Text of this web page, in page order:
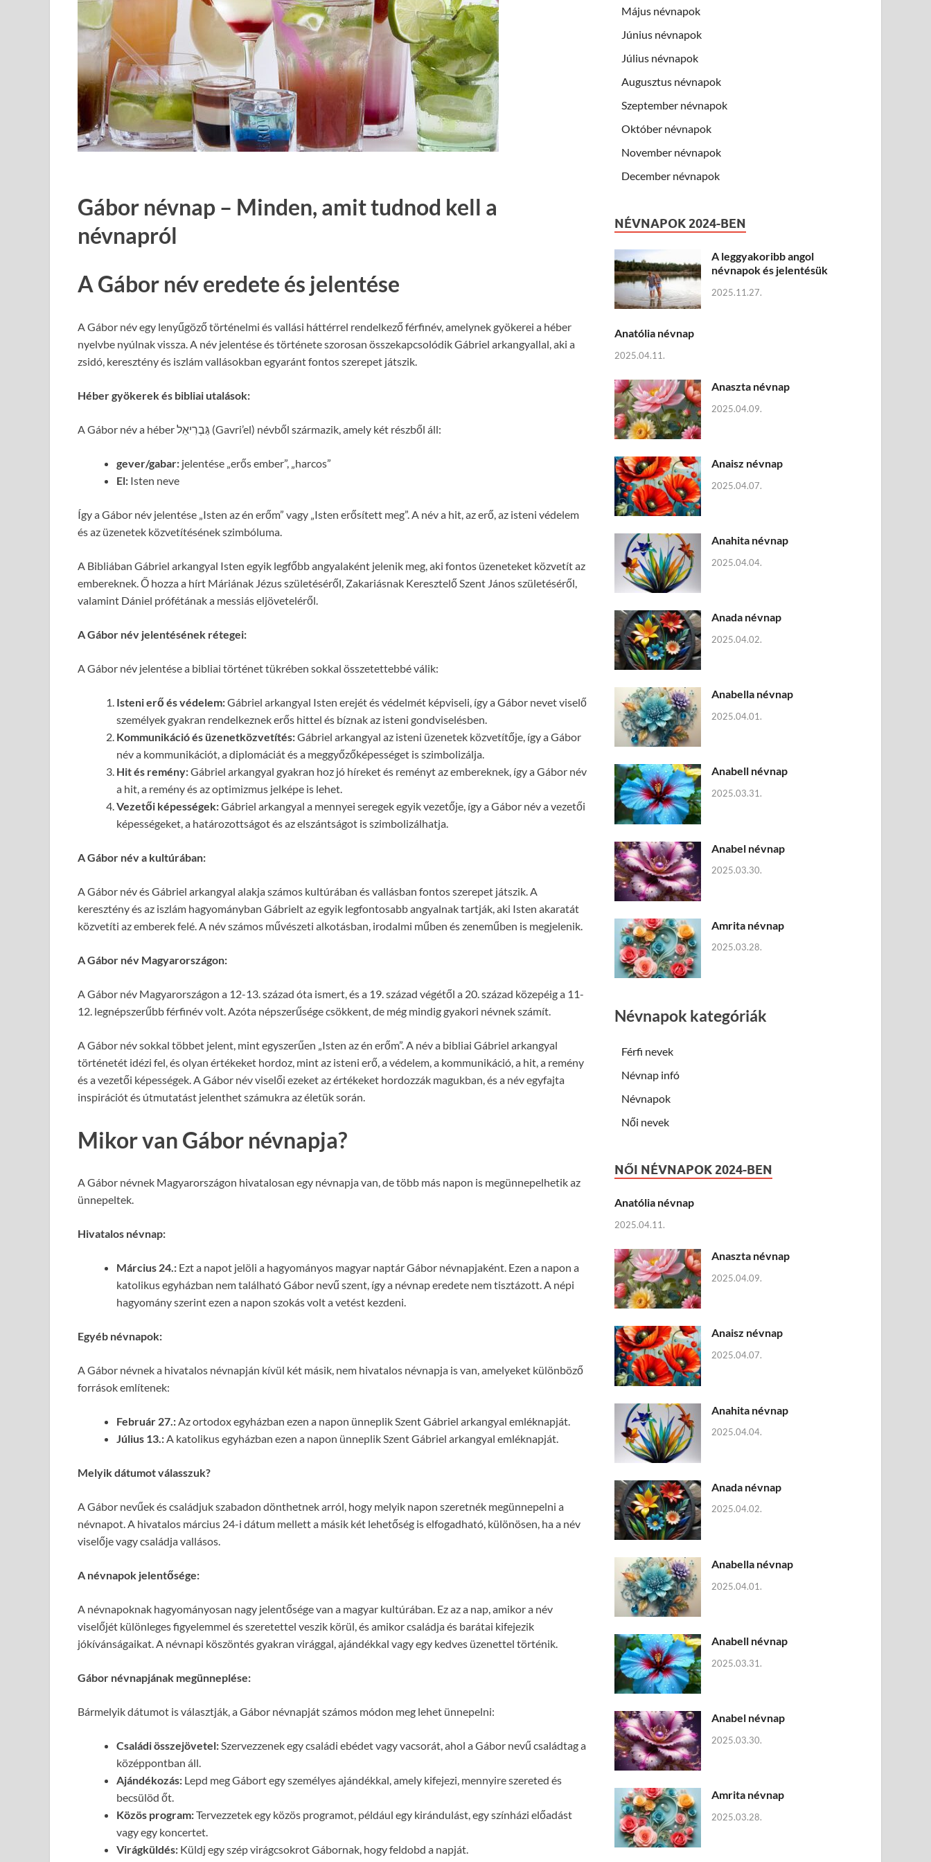
Gábor névnap – Minden, amit tudnod kell a
névnapról
A Gábor név eredete és jelentése
A Gábor név egy lenyűgöző történelmi és vallási háttérrel rendelkező férfinév, amelynek gyökerei a héber
nyelvbe nyúlnak vissza. A név jelentése és története szorosan összekapcsolódik Gábriel arkangyallal, aki a
zsidó, keresztény és iszlám vallásokban egyaránt fontos szerepet játszik.
Héber gyökerek és bibliai utalások:
A Gábor név a héber גַּבְרִיאֵל (Gavri’el) névből származik, amely két részből áll:
gever/gabar: jelentése „erős ember”, „harcos”
El: Isten neve
Így a Gábor név jelentése „Isten az én erőm” vagy „Isten erősített meg”. A név a hit, az erő, az isteni védelem
és az üzenetek közvetítésének szimbóluma.
A Bibliában Gábriel arkangyal Isten egyik legfőbb angyalaként jelenik meg, aki fontos üzeneteket közvetít az
embereknek. Ő hozza a hírt Máriának Jézus születéséről, Zakariásnak Keresztelő Szent János születéséről,
valamint Dániel prófétának a messiás eljöveteléről.
A Gábor név jelentésének rétegei:
A Gábor név jelentése a bibliai történet tükrében sokkal összetettebbé válik:
Isteni erő és védelem:Gábriel arkangyal Isten erejét és védelmét képviseli, így a Gábor nevet viselő
személyek gyakran rendelkeznek erős hittel és bíznak az isteni gondviselésben.
Kommunikáció és üzenetközvetítés:Gábriel arkangyal az isteni üzenetek közvetítője, így a Gábor
név a kommunikációt, a diplomáciát és a meggyőzőképességet is szimbolizálja.
Hit és remény:Gábriel arkangyal gyakran hoz jó híreket és reményt az embereknek, így a Gábor név
a hit, a remény és az optimizmus jelképe is lehet.
Vezetői képességek:Gábriel arkangyal a mennyei seregek egyik vezetője, így a Gábor név a vezetői
képességeket, a határozottságot és az elszántságot is szimbolizálhatja.
A Gábor név a kultúrában:
A Gábor név és Gábriel arkangyal alakja számos kultúrában és vallásban fontos szerepet játszik. A
keresztény és az iszlám hagyományban Gábrielt az egyik legfontosabb angyalnak tartják, aki Isten akaratát
közvetíti az emberek felé. A név számos művészeti alkotásban, irodalmi műben és zeneműben is megjelenik.
A Gábor név Magyarországon:
A Gábor név Magyarországon a 12-13. század óta ismert, és a 19. század végétől a 20. század közepéig a 11-
12. legnépszerűbb férfinév volt. Azóta népszerűsége csökkent, de még mindig gyakori névnek számít.
A Gábor név sokkal többet jelent, mint egyszerűen „Isten az én erőm”. A név a bibliai Gábriel arkangyal
történetét idézi fel, és olyan értékeket hordoz, mint az isteni erő, a védelem, a kommunikáció, a hit, a remény
és a vezetői képességek. A Gábor név viselői ezeket az értékeket hordozzák magukban, és a név egyfajta
inspirációt és útmutatást jelenthet számukra az életük során.
Mikor van Gábor névnapja?
A Gábor névnek Magyarországon hivatalosan egy névnapja van, de több más napon is megünnepelhetik az
ünnepeltek.
Hivatalos névnap:
Március 24.: Ezt a napot jelöli a hagyományos magyar naptár Gábor névnapjaként. Ezen a napon a
katolikus egyházban nem található Gábor nevű szent, így a névnap eredete nem tisztázott. A népi
hagyomány szerint ezen a napon szokás volt a vetést kezdeni.
Egyéb névnapok:
A Gábor névnek a hivatalos névnapján kívül két másik, nem hivatalos névnapja is van, amelyeket különböző
források említenek:
Február 27.:Az ortodox egyházban ezen a napon ünneplik Szent Gábriel arkangyal emléknapját.
Július 13.:A katolikus egyházban ezen a napon ünneplik Szent Gábriel arkangyal emléknapját.
Melyik dátumot válasszuk?
A Gábor nevűek és családjuk szabadon dönthetnek arról, hogy melyik napon szeretnék megünnepelni a
névnapot. A hivatalos március 24-i dátum mellett a másik két lehetőség is elfogadható, különösen, ha a név
viselője vagy családja vallásos.
A névnapok jelentősége:
A névnapoknak hagyományosan nagy jelentősége van a magyar kultúrában. Ez az a nap, amikor a név
viselőjét különleges figyelemmel és szeretettel veszik körül, és amikor családja és barátai kifejezik
jókívánságaikat. A névnapi köszöntés gyakran virággal, ajándékkal vagy egy kedves üzenettel történik.
Gábor névnapjának megünneplése:
Bármelyik dátumot is választják, a Gábor névnapját számos módon meg lehet ünnepelni:
Családi összejövetel:Szervezzenek egy családi ebédet vagy vacsorát, ahol a Gábor nevű családtag a
középpontban áll.
Ajándékozás: Lepd meg Gábort egy személyes ajándékkal, amely kifejezi, mennyire szereted és
becsülöd őt.
Közös program:Tervezzetek egy közös programot, például egy kirándulást, egy színházi előadást
vagy egy koncertet.
Virágküldés: Küldj egy szép virágcsokrot Gábornak, hogy feldobd a napját.
Május névnapok
Június névnapok
Július névnapok
Augusztus névnapok
Szeptember névnapok
Október névnapok
November névnapok
December névnapok
NÉVNAPOK 2024-BEN
A leggyakoribb angol
névnapok és jelentésük
2025.11.27.
Anatólia névnap
2025.04.11.
Anaszta névnap
2025.04.09.
Anaisz névnap
2025.04.07.
Anahita névnap
2025.04.04.
Anada névnap
2025.04.02.
Anabella névnap
2025.04.01.
Anabell névnap
2025.03.31.
Anabel névnap
2025.03.30.
Amrita névnap
2025.03.28.
Névnapok kategóriák
Férfi nevek
Névnap infó
Névnapok
Női nevek
NŐI NÉVNAPOK 2024-BEN
Anatólia névnap
2025.04.11.
Anaszta névnap
2025.04.09.
Anaisz névnap
2025.04.07.
Anahita névnap
2025.04.04.
Anada névnap
2025.04.02.
Anabella névnap
2025.04.01.
Anabell névnap
2025.03.31.
Anabel névnap
2025.03.30.
Amrita névnap
2025.03.28.